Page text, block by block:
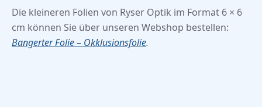
Die kleineren Folien von Ryser Optik im Format 6 × 6
cm können Sie über unseren Webshop bestellen:
Bangerter Folie – Okklusionsfolie.